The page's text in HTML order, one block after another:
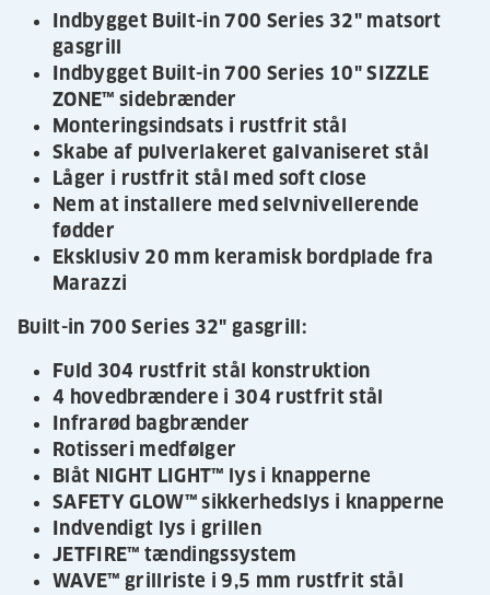
Indbygget Built-in 700 Series 32" matsort
gasgrill
Indbygget Built-in 700 Series 10" SIZZLE
ZONE™ sidebrænder
Monteringsindsats i rustfrit stål
Skabe af pulverlakeret galvaniseret stål
Låger i rustfrit stål med soft close
Nem at installere med selvnivellerende
fødder
Eksklusiv 20 mm keramisk bordplade fra
Marazzi
Built-in 700 Series 32" gasgrill:
Fuld 304 rustfrit stål konstruktion
4 hovedbrændere i 304 rustfrit stål
Infrarød bagbrænder
Rotisseri medfølger
Blåt NIGHT LIGHT™ lys i knapperne
SAFETY GLOW™ sikkerhedslys i knapperne
Indvendigt lys i grillen
JETFIRE™ tændingssystem
WAVE™ grillriste i 9,5 mm rustfrit stål